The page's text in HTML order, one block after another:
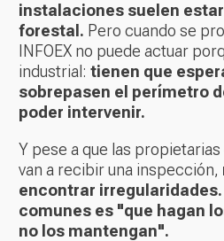
instalaciones suelen
forestal. Pero cuando se
INFOEX no puede actuar
industrial: tienen que
sobrepasen el perímetro
poder intervenir.
Y pese a que las
van a recibir una inspección,
encontrar irregularidades.
comunes es "que hagan
no los mantengan".